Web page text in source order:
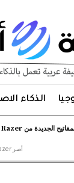
الذكاء
أصر Razer على أن مفاتيح لوحة المفاتيح...